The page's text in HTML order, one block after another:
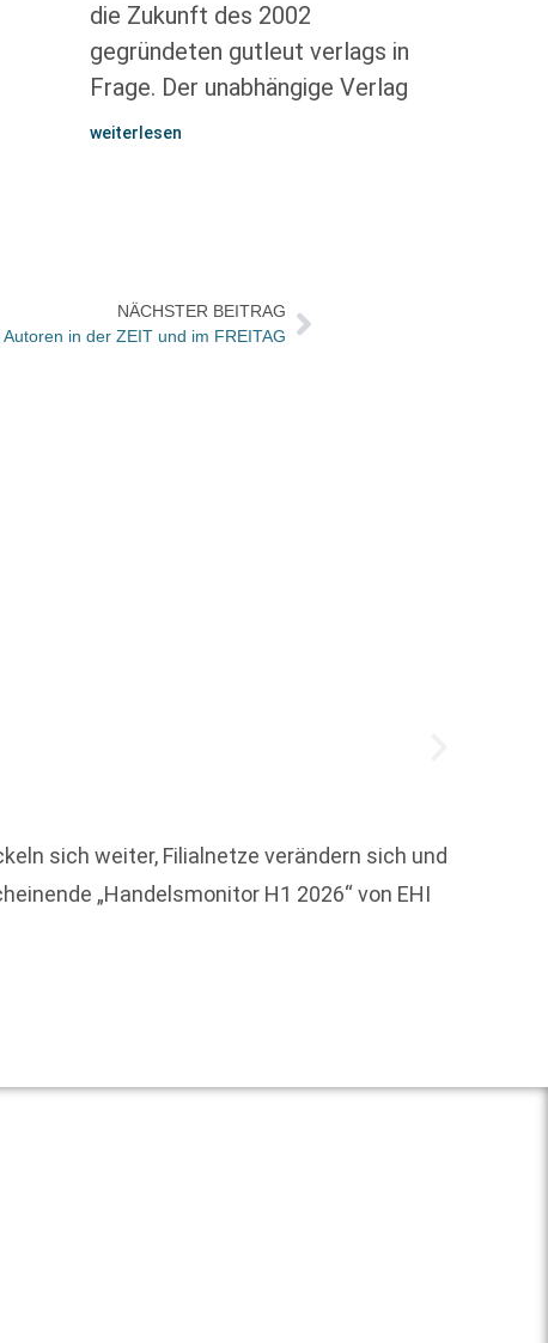
die Zukunft des 2002
gegründeten gutleut verlags in
Frage. Der unabhängige Verlag
weiterlesen
NÄCHSTER BEITRAG
in der ZEIT und im FREITAG
sich weiter, Filialnetze verändern sich und
„Handelsmonitor H1 2026“ von EHI